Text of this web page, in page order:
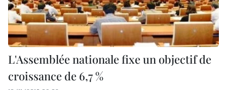
L'Assemblée nationale fixe un objectif de
croissance de 6,7 %